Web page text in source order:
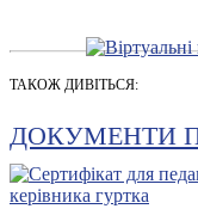
ТАКОЖ ДИВІТЬСЯ:
ДОКУМЕНТИ